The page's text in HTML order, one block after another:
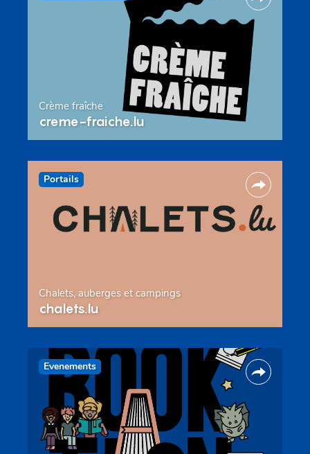
Crème fraîche
creme-fraiche.lu
Portails
Chalets, auberges et campings
chalets.lu
Evenements